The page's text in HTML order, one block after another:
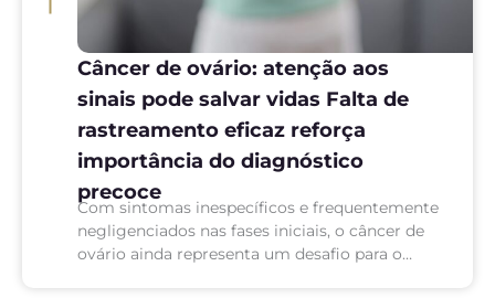
Câncer de ovário: atenção aos
sinais pode salvar vidas Falta de
rastreamento eficaz reforça
importância do diagnóstico
precoce
Com sintomas inespecíficos e frequentemente
negligenciados nas fases iniciais, o câncer de
ovário ainda representa um desafio para o